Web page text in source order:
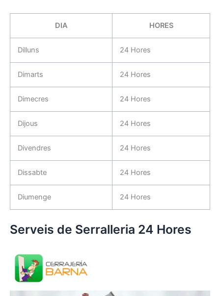
DIA HORES
Dilluns 24 Hores
Dimarts 24 Hores
Dimecres 24 Hores
Dijous 24 Hores
Divendres 24 Hores
Dissabte 24 Hores
Diumenge 24 Hores
Serveis de Serralleria 24 Hores